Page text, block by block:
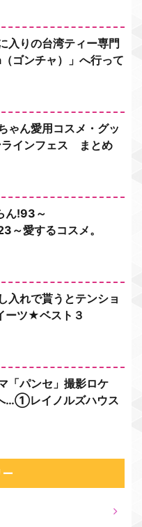
入りの台湾ティー専門
ゴンチャ）」へ行って
ゃん愛用コスメ・グッ
インフェス まとめ
ん!93～
愛するコスメ。
入れで貰うとテンショ
ーツ★ベスト３
「パンセ」撮影ロケ
…①レイノルズハウス